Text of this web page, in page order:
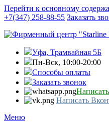
Перейти к основному
+7(347) 258-88-55 Заказать
Уфа, Трамвайная 5Б
Пн-Вск, 10:00-20:00
Способы оплаты
Заказать звонок
Написать
Меню